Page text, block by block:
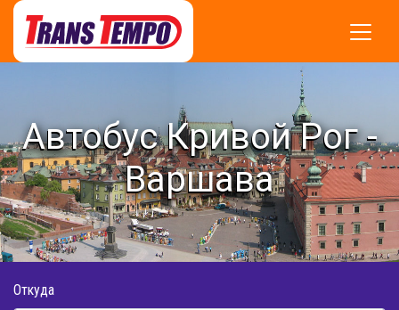
Автобус Кривой Рог -
Варшава
Откуда